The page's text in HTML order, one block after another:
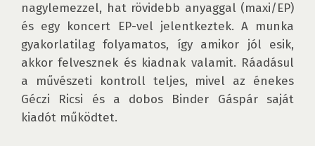
nagylemezzel, hat rövidebb anyaggal (maxi/EP)
és egy koncert EP-vel jelentkeztek. A munka
gyakorlatilag folyamatos, így amikor jól esik,
akkor felvesznek és kiadnak valamit. Ráadásul
a művészeti kontroll teljes, mivel az énekes
Géczi Ricsi és a dobos Binder Gáspár saját
kiadót működtet.